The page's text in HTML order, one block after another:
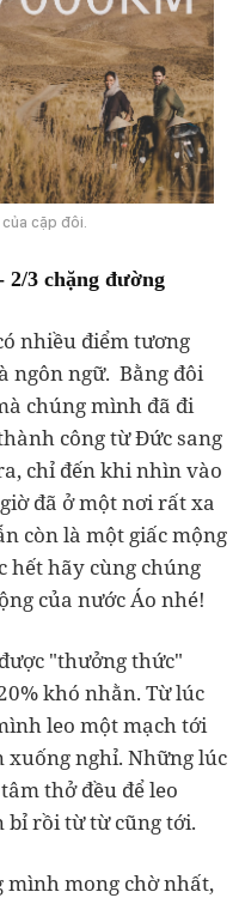
cặp đôi.
2/3 chặng đường
nhiều điểm tương
ngôn ngữ. Bằng đôi
chúng mình đã đi
công từ Đức sang
chỉ đến khi nhìn vào
đã ở một nơi rất xa
còn là một giấc mộng
hết hãy cùng chúng
của nước Áo nhé!
"thưởng thức"
khó nhằn. Từ lúc
leo một mạch tới
nghỉ. Những lúc
thở đều để leo
bỉ rồi từ từ cũng tới.
mình mong chờ nhất,